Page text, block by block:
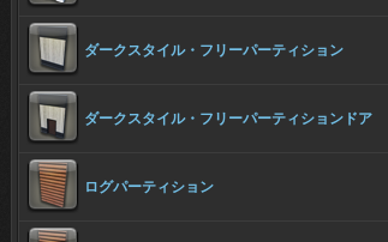
ダークスタイル・フリーパーティション
ダークスタイル・フリーパーティションドア
ログパーティション